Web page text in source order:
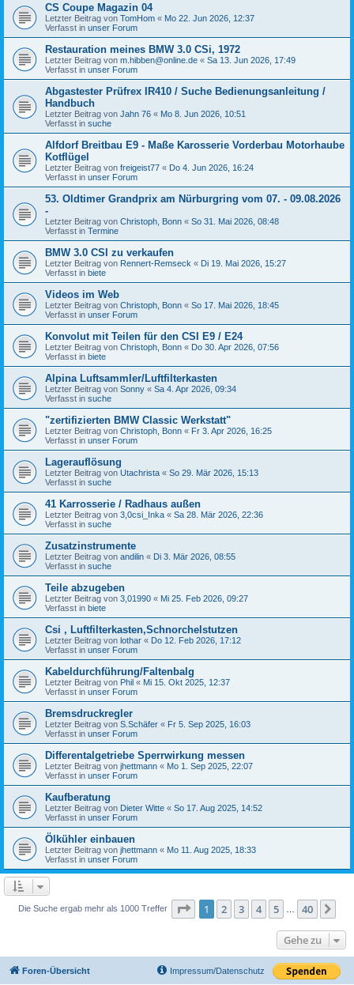
CS Coupe Magazin 04
Letzter Beitrag von TomHom « Mo 22. Jun 2026, 12:37
Verfasst in unser Forum
Restauration meines BMW 3.0 CSi, 1972
Letzter Beitrag von m.hibben@online.de « Sa 13. Jun 2026, 17:49
Verfasst in unser Forum
Abgastester Prüfrex IR410 / Suche Bedienungsanleitung /
Handbuch
Letzter Beitrag von Jahn 76 « Mo 8. Jun 2026, 10:51
Verfasst in suche
Alfdorf Breitbau E9 - Maße Karosserie Vorderbau Motorhaube
Kotflügel
Letzter Beitrag von freigeist77 « Do 4. Jun 2026, 16:24
Verfasst in unser Forum
53. Oldtimer Grandprix am Nürburgring vom 07. - 09.08.2026
-
Letzter Beitrag von Christoph, Bonn « So 31. Mai 2026, 08:48
Verfasst in Termine
BMW 3.0 CSI zu verkaufen
Letzter Beitrag von Rennert-Remseck « Di 19. Mai 2026, 15:27
Verfasst in biete
Videos im Web
Letzter Beitrag von Christoph, Bonn « So 17. Mai 2026, 18:45
Verfasst in unser Forum
Konvolut mit Teilen für den CSI E9 / E24
Letzter Beitrag von Christoph, Bonn « Do 30. Apr 2026, 07:56
Verfasst in biete
Alpina Luftsammler/Luftfilterkasten
Letzter Beitrag von Sonny « Sa 4. Apr 2026, 09:34
Verfasst in suche
"zertifizierten BMW Classic Werkstatt"
Letzter Beitrag von Christoph, Bonn « Fr 3. Apr 2026, 16:25
Verfasst in unser Forum
Lagerauflösung
Letzter Beitrag von Utachrista « So 29. Mär 2026, 15:13
Verfasst in suche
41 Karrosserie / Radhaus außen
Letzter Beitrag von 3,0csi_Inka « Sa 28. Mär 2026, 22:36
Verfasst in suche
Zusatzinstrumente
Letzter Beitrag von andilin « Di 3. Mär 2026, 08:55
Verfasst in suche
Teile abzugeben
Letzter Beitrag von 3,01990 « Mi 25. Feb 2026, 09:27
Verfasst in biete
Csi , Luftfilterkasten,Schnorchelstutzen
Letzter Beitrag von lothar « Do 12. Feb 2026, 17:12
Verfasst in unser Forum
Kabeldurchführung/Faltenbalg
Letzter Beitrag von Phil « Mi 15. Okt 2025, 12:37
Verfasst in unser Forum
Bremsdruckregler
Letzter Beitrag von S.Schäfer « Fr 5. Sep 2025, 16:03
Verfasst in unser Forum
Differentalgetriebe Sperrwirkung messen
Letzter Beitrag von jhettmann « Mo 1. Sep 2025, 22:07
Verfasst in unser Forum
Kaufberatung
Letzter Beitrag von Dieter Witte « So 17. Aug 2025, 14:52
Verfasst in unser Forum
Ölkühler einbauen
Letzter Beitrag von jhettmann « Mo 11. Aug 2025, 18:33
Verfasst in unser Forum
Die Suche ergab mehr als 1000 Treffer Seite 1von 40
1 2 3 4 5 40
Gehe zu
Foren-Übersicht Impressum/Datenschutz